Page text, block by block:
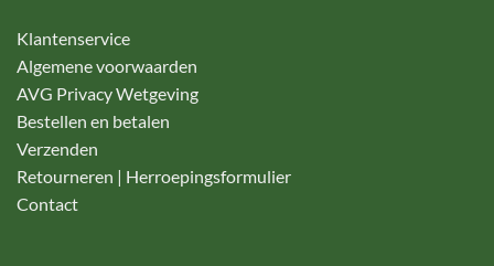
Klantenservice
Algemene voorwaarden
AVG Privacy Wetgeving
Bestellen en betalen
Verzenden
Retourneren | Herroepingsformulier
Contact